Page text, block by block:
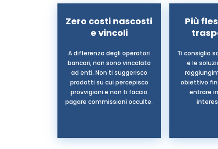
Zero costi nascosti
e vincoli
A differenza degli operatori
bancari, non sono vincolato
ad enti. Non ti suggerisco
prodotti su cui percepisco
provvigioni e non ti faccio
pagare commissioni occulte.
Più
Ti consiglio
e le
obiettivo
entrare